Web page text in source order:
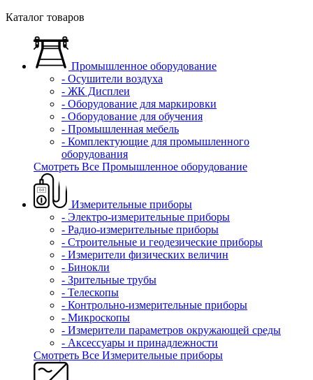
Каталог товаров
Промышленное оборудование
- Осушители воздуха
- ЖК Дисплеи
- Оборудование для маркировки
- Оборудование для обучения
- Промышленная мебель
- Комплектующие для промышленного
оборудования
Смотреть Все Промышленное оборудование
Измерительные приборы
- Электро-измерительные приборы
- Радио-измерительные приборы
- Строительные и геодезические приборы
- Измерители физических величин
- Бинокли
- Зрительные трубы
- Телескопы
- Контрольно-измерительные приборы
- Микроскопы
- Измерители параметров окружающей среды
- Аксессуары и принадлежности
Смотреть Все Измерительные приборы